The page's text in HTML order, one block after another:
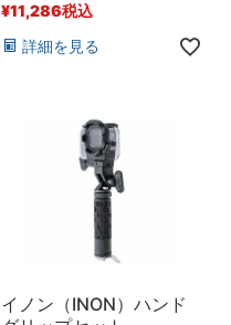
¥11,286税込
詳細を見る
イノン（INON）ハンド